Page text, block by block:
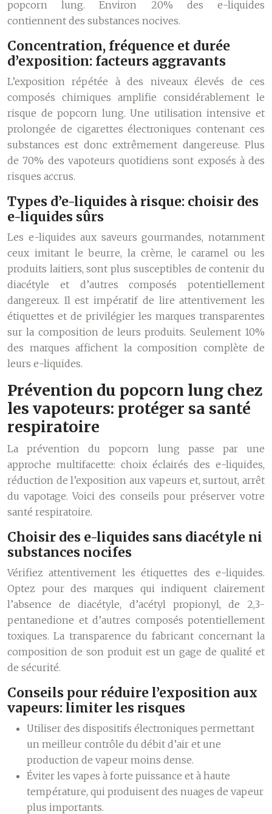
popcorn lung. Environ 20% des e-liquides
contiennent des substances nocives.
Concentration, fréquence et durée
d’exposition: facteurs aggravants
L’exposition répétée à des niveaux élevés de ces
composés chimiques amplifie considérablement le
risque de popcorn lung. Une utilisation intensive et
prolongée de cigarettes électroniques contenant ces
substances est donc extrêmement dangereuse. Plus
de 70% des vapoteurs quotidiens sont exposés à des
risques accrus.
Types d’e-liquides à risque: choisir des
e-liquides sûrs
Les e-liquides aux saveurs gourmandes, notamment
ceux imitant le beurre, la crème, le caramel ou les
produits laitiers, sont plus susceptibles de contenir du
diacétyle et d’autres composés potentiellement
dangereux. Il est impératif de lire attentivement les
étiquettes et de privilégier les marques transparentes
sur la composition de leurs produits. Seulement 10%
des marques affichent la composition complète de
leurs e-liquides.
Prévention du popcorn lung chez
les vapoteurs: protéger sa santé
respiratoire
La prévention du popcorn lung passe par une
approche multifacette: choix éclairés des e-liquides,
réduction de l’exposition aux vapeurs et, surtout, arrêt
du vapotage. Voici des conseils pour préserver votre
santé respiratoire.
Choisir des e-liquides sans diacétyle ni
substances nocifes
Vérifiez attentivement les étiquettes des e-liquides.
Optez pour des marques qui indiquent clairement
l’absence de diacétyle, d’acétyl propionyl, de 2,3-
pentanedione et d’autres composés potentiellement
toxiques. La transparence du fabricant concernant la
composition de son produit est un gage de qualité et
de sécurité.
Conseils pour réduire l’exposition aux
vapeurs: limiter les risques
Utiliser des dispositifs électroniques permettant
un meilleur contrôle du débit d’air et une
production de vapeur moins dense.
Éviter les vapes à forte puissance et à haute
température, qui produisent des nuages de vapeur
plus importants.